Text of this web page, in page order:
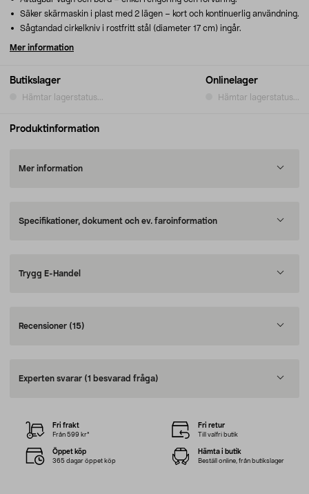
Butikslager
Hämtar lagerstatus...
Onlinelager
Hämtar lagerstatus...
Säker skärmaskin i plast med 2 lägen – kort och kontinuerlig användning.
Sågtandad cirkelkniv i rostfritt stål (diameter 17 cm) ingår.
Mer information
Produktinformation
Mer information
Specifikationer, dokument och ev. faroinformation
Trygg E-Handel
Recensioner (15)
Experten svarar (1 besvarad fråga)
Fri frakt
Från 599 kr*
Fri retur
Till valfri butik
Öppet köp
365 dagar öppet köp
Hämta i butik
Beställ online, från butikslager